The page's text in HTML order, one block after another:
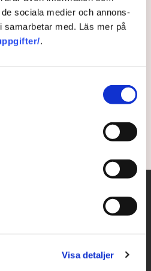
sociala medier och annons-
med. Läs mer på
.
Visa detaljer
att sänka
chefsekonom